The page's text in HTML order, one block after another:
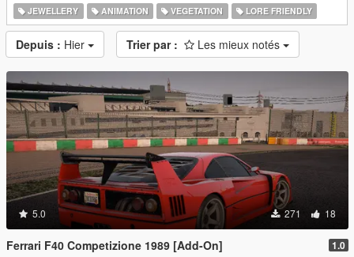
JEWELLERY
ANIMATION VEGETATION LORE FRIENDLY
Depuis : Hier Trier par : Les mieux notés
5.0 271 18
Ferrari F40 Competizione 1989 [Add-On] 1.0